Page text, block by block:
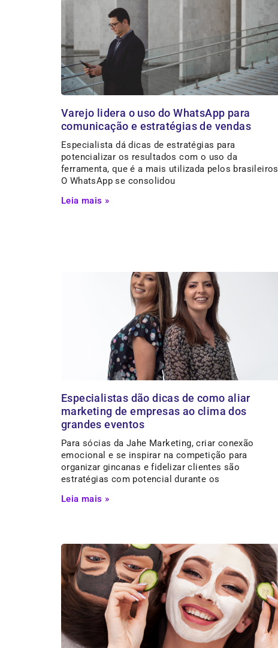
Varejo lidera o uso do WhatsApp para
comunicação e estratégias de vendas
Especialista dá dicas de estratégias para
potencializar os resultados com o uso da
ferramenta, que é a mais utilizada pelos brasileiros
O WhatsApp se consolidou
Leia mais »
Especialistas dão dicas de como aliar
marketing de empresas ao clima dos
grandes eventos
Para sócias da Jahe Marketing, criar conexão
emocional e se inspirar na competição para
organizar gincanas e fidelizar clientes são
estratégias com potencial durante os
Leia mais »